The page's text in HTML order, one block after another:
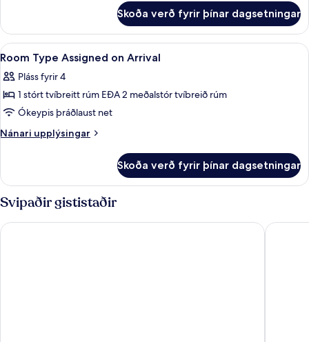
Nice
Suite
King
Skoða verð fyrir þínar dagsetningar
Skoða
allar
myndir
fyrir
Room
Type
Arrival
Room Type Assigned on Arrival |
4
Room Type Assigned on Arrival
Pláss fyrir 4
1 stórt tvíbreitt rúm EÐA 2 meðalstór tvíbreið rúm
Ókeypis þráðlaust net
Nánari upplýsingar
Nánari
Type
Assigned
on
Arrival
Skoða verð fyrir þínar dagsetningar
Svipaðir gististaðir
Planet Hollywood Resort & Casino